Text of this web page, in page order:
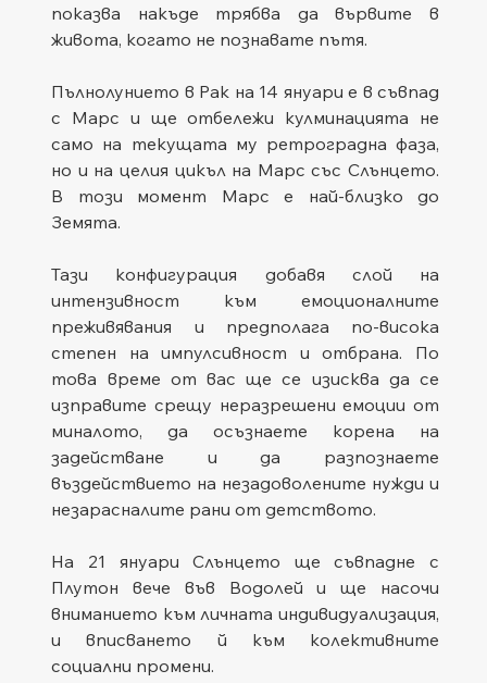
показва накъде трябва да вървите в
живота, когато не познавате пътя.
Пълнолунието в Рак на 14 януари е в съвпад
с Марс и ще отбележи кулминацията не
само на текущата му ретроградна фаза,
но и на целия цикъл на Марс със Слънцето.
В този момент Марс е най-близко до
Земята.
Тази конфигурация добавя слой на
интензивност към емоционалните
преживявания и предполага по-висока
степен на импулсивност и отбрана. По
това време от вас ще се изисква да се
изправите срещу неразрешени емоции от
миналото, да осъзнаете корена на
задействане и да разпознаете
въздействието на незадоволените нужди и
незарасналите рани от детството.
На 21 януари Слънцето ще съвпадне с
Плутон вече във Водолей и ще насочи
вниманието към личната индивидуализация,
и вписването й към колективните
социални промени.